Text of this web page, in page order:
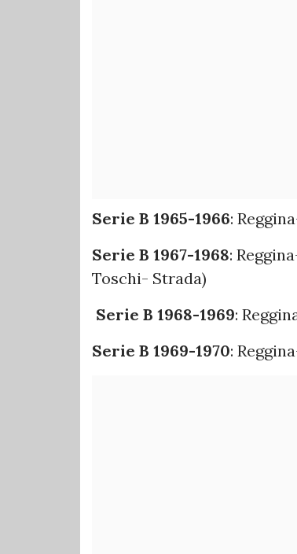
Serie B 1965-1966:
Serie B 1967-1968:
Toschi- Strada)
Serie B 1968-1969:
Serie B 1969-1970: